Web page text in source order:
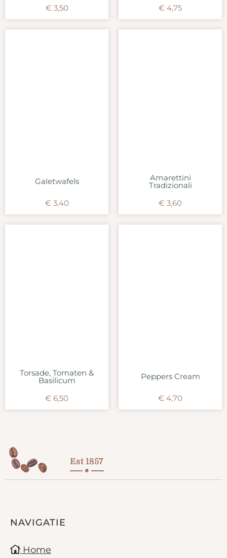
€ 3,50 € 4,75
Galetwafels
€ 3,40
Amarettini
Tradizionali
€ 3,60
Torsade, Tomaten &
Basilicum
€ 6,50
Peppers Cream
€ 4,70
Est 1857
NAVIGATIE
Home